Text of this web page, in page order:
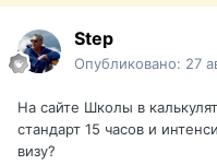
Step
Опубликовано: 27
На сайте Школы в
стандарт 15 часов и
визу?